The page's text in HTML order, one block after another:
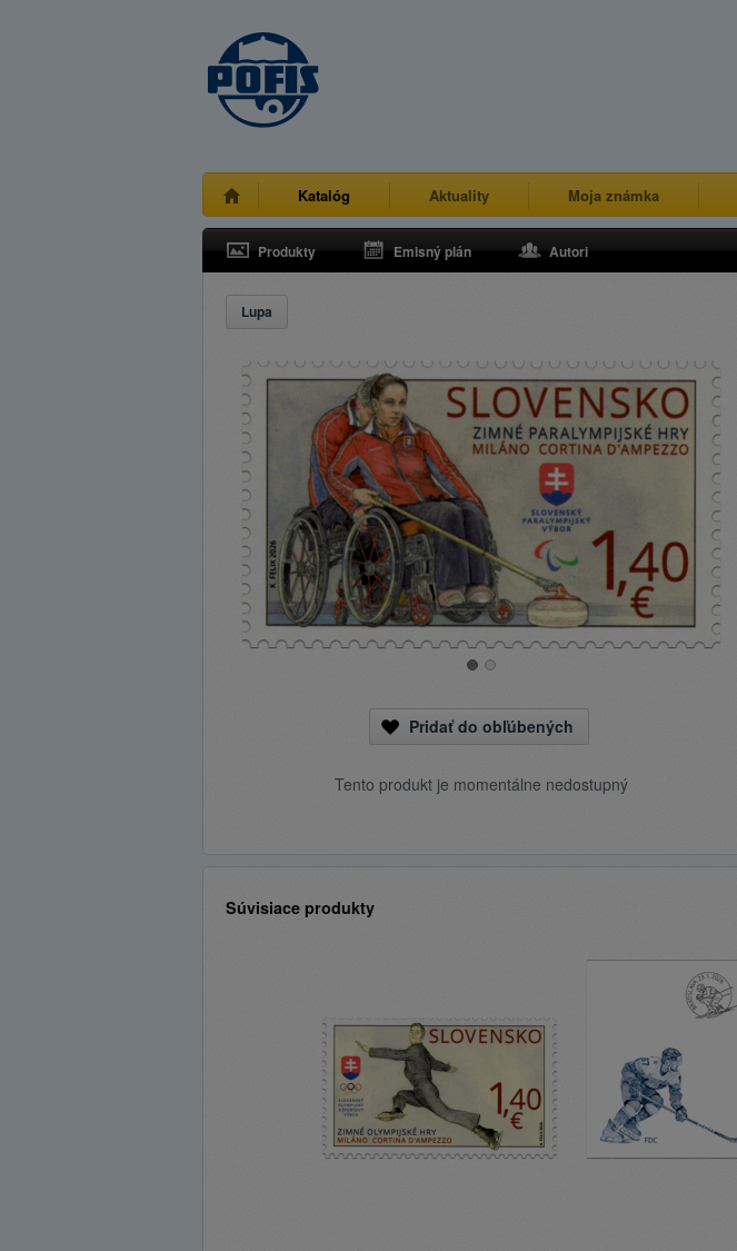
Katalóg Aktuality Moja známka
Produkty Emisný plán Autori
Lupa
Pridať do obľúbených
Tento produkt je momentálne nedostupný
Súvisiace produkty